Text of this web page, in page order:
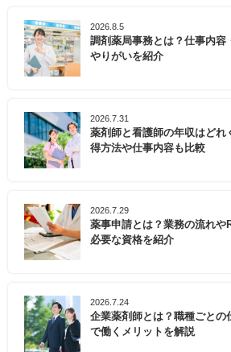
2026.8.5
調剤薬局事務とは？仕事内容
やりがいを紹介
2026.7.31
薬剤師と看護師の年収はどれ
得方法や仕事内容も比較
2026.7.29
薬事申請とは？業務の流れや
必要な資格を紹介
2026.7.24
企業薬剤師とは？職種ごとの
で働くメリットを解説